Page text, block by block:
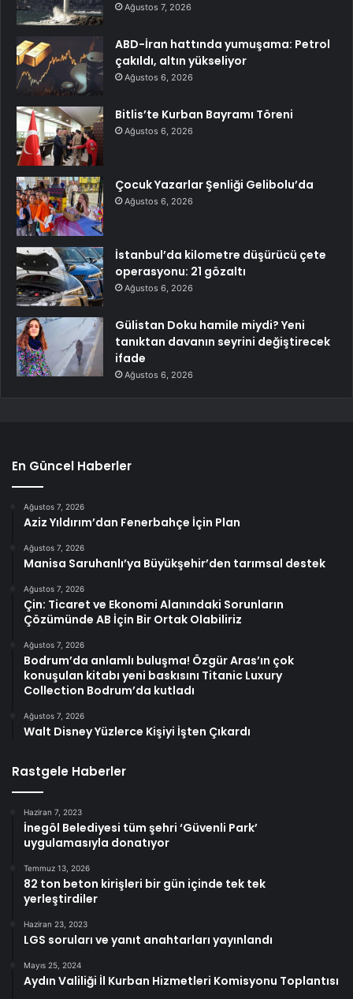
Ağustos 7, 2026
ABD-İran hattında yumuşama: Petrol
çakıldı, altın yükseliyor
Ağustos 6, 2026
Bitlis’te Kurban Bayramı Töreni
Ağustos 6, 2026
Çocuk Yazarlar Şenliği Gelibolu’da
Ağustos 6, 2026
İstanbul’da kilometre düşürücü çete
operasyonu: 21 gözaltı
Ağustos 6, 2026
Gülistan Doku hamile miydi? Yeni
tanıktan davanın seyrini değiştirecek
ifade
Ağustos 6, 2026
En Güncel Haberler
Ağustos 7, 2026
Aziz Yıldırım’dan Fenerbahçe İçin Plan
Ağustos 7, 2026
Manisa Saruhanlı’ya Büyükşehir’den tarımsal destek
Ağustos 7, 2026
Çin: Ticaret ve Ekonomi Alanındaki Sorunların
Çözümünde AB İçin Bir Ortak Olabiliriz
Ağustos 7, 2026
Bodrum’da anlamlı buluşma! Özgür Aras’ın çok
konuşulan kitabı yeni baskısını Titanic Luxury
Collection Bodrum’da kutladı
Ağustos 7, 2026
Walt Disney Yüzlerce Kişiyi İşten Çıkardı
Rastgele Haberler
Haziran 7, 2023
İnegöl Belediyesi tüm şehri ‘Güvenli Park’
uygulamasıyla donatıyor
Temmuz 13, 2026
82 ton beton kirişleri bir gün içinde tek tek
yerleştirdiler
Haziran 23, 2023
LGS soruları ve yanıt anahtarları yayınlandı
Mayıs 25, 2024
Aydın Valiliği İl Kurban Hizmetleri Komisyonu Toplantısı